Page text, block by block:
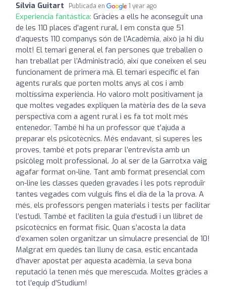
Sílvia Guitart Publicada en 1 year ago
Experiencia fantástica: Gràcies a ells he aconseguit una
de les 110 places d’agent rural. I em consta que 51
d’aquests 110 companys són de l’Acadèmia, això ja hi diu
molt! El temari general el fan persones que treballen o
han treballat per l’Administració, així que coneixen el seu
funcionament de primera mà. El temari específic el fan
agents rurals que porten molts anys al cos i amb
moltíssima experiència. Ho valoro molt positivament ja
que moltes vegades expliquen la matèria des de la seva
perspectiva com a agent rural i es fa tot molt més
entenedor. També hi ha un professor que t’ajuda a
preparar els psicotècnics. Més endavant, si superes les
proves, també et pots preparar l’entrevista amb un
psicòleg molt professional. Jo al ser de la Garrotxa vaig
agafar format on-line. Tant amb format presencial com
on-line les classes queden gravades i les pots reproduïr
tantes vegades com vulguis fins el dia de la 1a prova. A
més, els professors pengen materials i tests per facilitar
l’estudi. També et faciliten la guia d’estudi i un llibret de
psicotècnics en format físic. Quan s’acosta la data
d’examen solen organitzar un simulacre presencial de 10!
Malgrat em quedés tan lluny de casa, estic encantada
d’haver apostat per aquesta acadèmia, la seva bona
reputació la tenen més que merescuda. Moltes gràcies a
tot l’equip d’Studium!